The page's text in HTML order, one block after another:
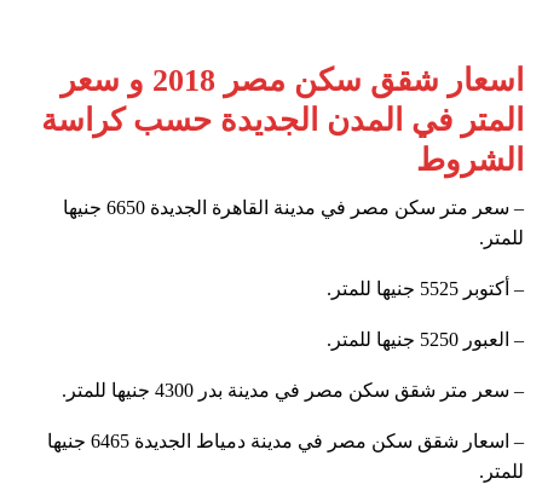
اسعار شقق سكن مصر 2018 و سعر
المتر في المدن الجديدة حسب كراسة
الشروط
– سعر متر سكن مصر في مدينة القاهرة الجديدة 6650 جنيها
للمتر.
– أكتوبر 5525 جنيها للمتر.
– العبور 5250 جنيها للمتر.
– سعر متر شقق سكن مصر في مدينة بدر 4300 جنيها للمتر.
– اسعار شقق سكن مصر في مدينة دمياط الجديدة 6465 جنيها
للمتر.